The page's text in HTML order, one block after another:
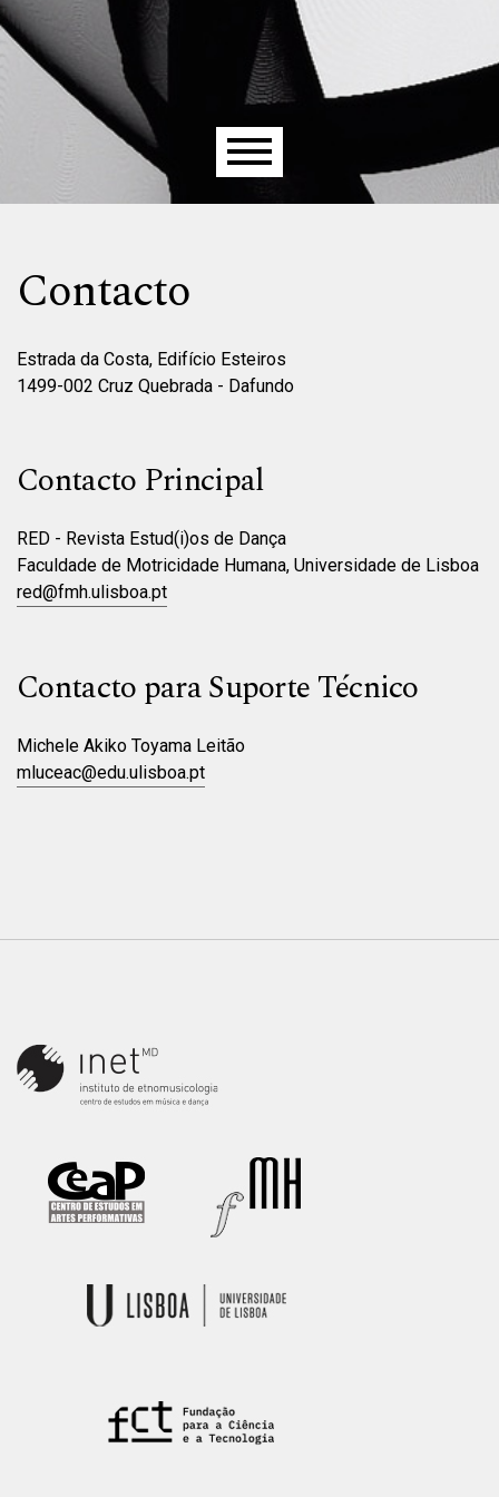
Menu principal
Contacto
Estrada da Costa, Edifício Esteiros
1499-002 Cruz Quebrada - Dafundo
Contacto Principal
RED - Revista Estud(i)os de Dança
Faculdade de Motricidade Humana, Universidade de Lisboa
red@fmh.ulisboa.pt
Contacto para Suporte Técnico
Michele Akiko Toyama Leitão
mluceac@edu.ulisboa.pt